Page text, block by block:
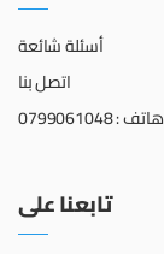
أسئلة شائعة
اتصل بنا
هاتف : 0799061048
تابعنا على